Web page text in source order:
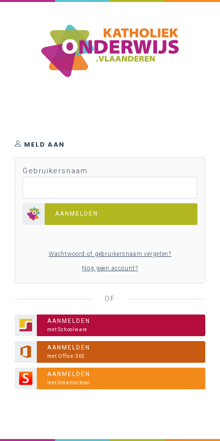
MELD AAN
Gebruikersnaam
AANMELDEN
Wachtwoord of gebruikersnaam vergeten?
Nog geen account?
OF
AANMELDEN
met Schoolware
AANMELDEN
met Office 365
AANMELDEN
met Smartschool